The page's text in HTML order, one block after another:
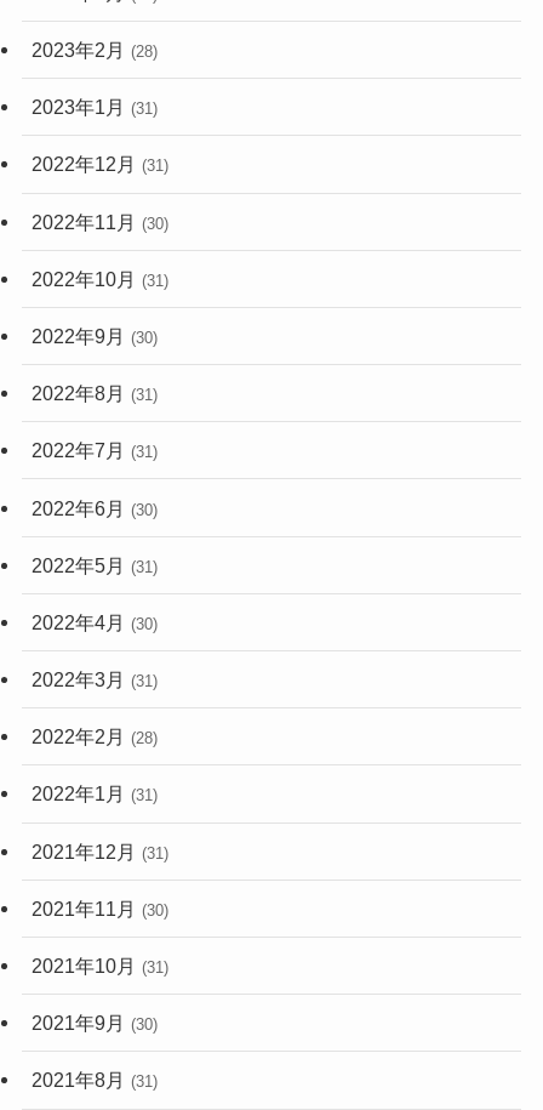
2023年2月 (28)
2023年1月 (31)
2022年12月 (31)
2022年11月 (30)
2022年10月 (31)
2022年9月 (30)
2022年8月 (31)
2022年7月 (31)
2022年6月 (30)
2022年5月 (31)
2022年4月 (30)
2022年3月 (31)
2022年2月 (28)
2022年1月 (31)
2021年12月 (31)
2021年11月 (30)
2021年10月 (31)
2021年9月 (30)
2021年8月 (31)